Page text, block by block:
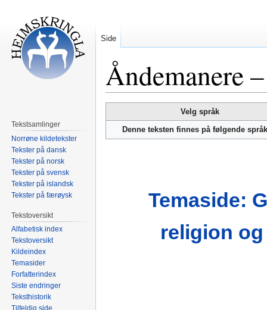
Åndemanere
til
navigering
til
Velg språk
Denne teksten finnes på følgende
Temaside:
religion
Side
Tekstsamlinger
Norrøne kildetekster
Tekster på dansk
Tekster på norsk
Tekster på svensk
Tekster på islandsk
Tekster på færøysk
Tekstoversikt
Alfabetisk index
Tekstoversikt
Kildeindex
Temasider
Forfatterindex
Siste endringer
Teksthistorik